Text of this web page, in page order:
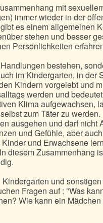
mit
immer wieder in der
es einem allgemeinen
stehen und besser
Persönlichkeiten
bestehen,
im Kindergarten, in der
Kindern vorgelebt und
werden und
Klima aufgewachsen,
zum Täter zu
ausgehen und darf nicht
und Gefühle, aber
und Erwachsene
diesem Zusammenhang
und
Fragen auf : "Was
Wie kann ein